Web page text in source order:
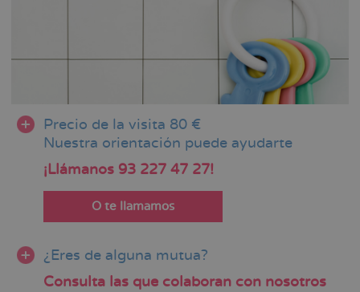
Precio de la visita 80 €
Nuestra orientación puede ayudarte
¡Llámanos 93 227 47 27!
O te llamamos
¿Eres de alguna mutua?
Consulta las que colaboran con nosotros